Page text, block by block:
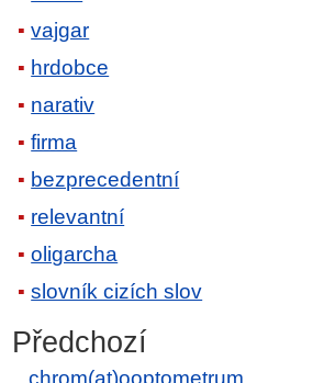
vajgar
hrdobce
narativ
firma
bezprecedentní
relevantní
oligarcha
slovník cizích slov
Předchozí